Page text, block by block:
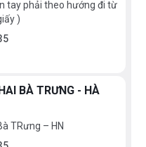
tay phải theo hướng đi từ
)
BÀ TRƯNG - HÀ
TRưng – HN